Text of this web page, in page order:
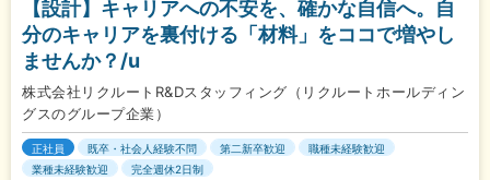
【設計】キャリアへの不安を、確かな自信へ。自
分のキャリアを裏付ける「材料」をココで増やし
ませんか？/u
株式会社リクルートR&Dスタッフィング（リクルートホールディン
グスのグループ企業）
正社員 既卒・社会人経験不問 第二新卒歓迎
職種未経験歓迎
業種未経験歓迎
完全週休2日制